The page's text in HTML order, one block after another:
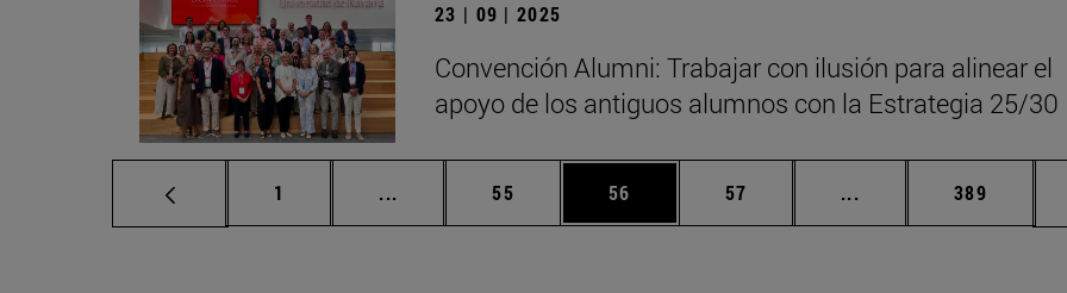
23 | 09 | 2025
Convención Alumni: Trabajar con ilusión para alinear el
apoyo de los antiguos alumnos con la Estrategia 25/30
Página
1 ... Páginas intermedias Use TAB para desplazarse.
Página
55 Página
56 Página
57 ... Páginas intermedias
Página
389